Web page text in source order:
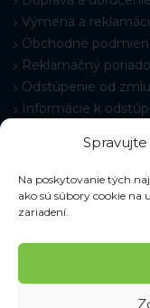
Na poskytovanie tých
ako sú súbory cookie
zariadení.
Výmena a
Obchodné
Reklamačný
Odstúpenie od
Informácie k
Nastavenie cookies
© 2026 Pracovné